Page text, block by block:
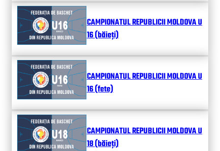
CAMPIONATUL REPUBLICII MOLDOVA U
16 (băieți)
CAMPIONATUL REPUBLICII MOLDOVA U
16 (fete)
CAMPIONATUL REPUBLICII MOLDOVA U
18 (băieți)